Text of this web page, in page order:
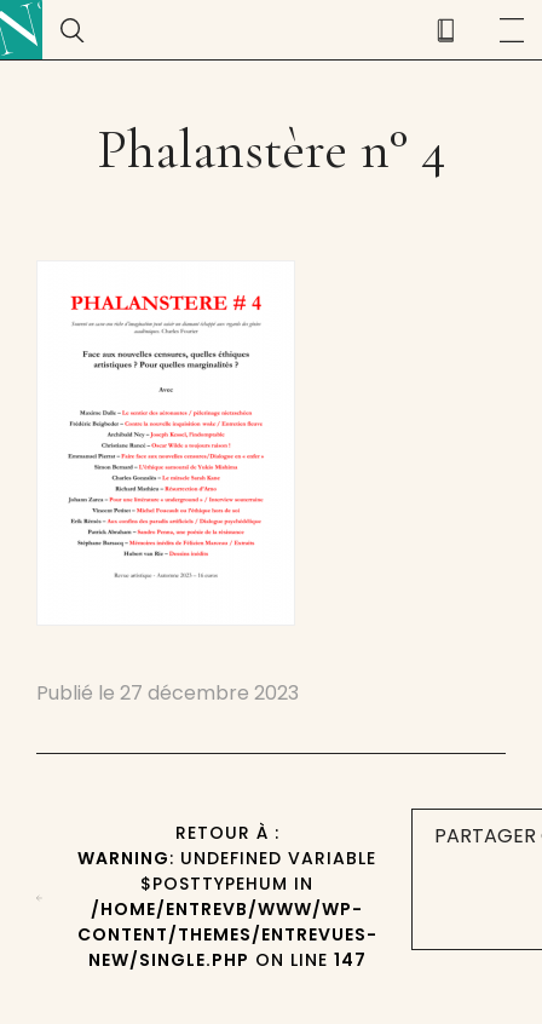
Phalanstère n° 4
Publié le 27 décembre 2023
RETOUR À :
WARNING: UNDEFINED VARIABLE
$POSTTYPEHUM IN
/HOME/ENTREVB/WWW/WP-
CONTENT/THEMES/ENTREVUES-
NEW/SINGLE.PHP ON LINE 147